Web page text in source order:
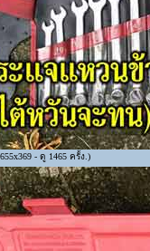
- ดู 1465 ครั้ง.)